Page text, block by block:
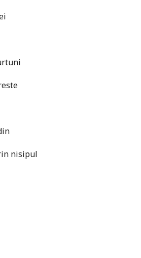
nisipul